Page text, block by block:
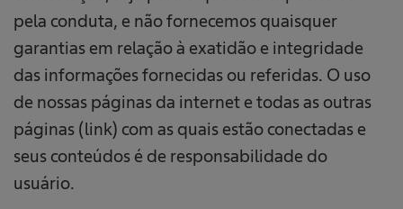
pela conduta, e não fornecemos quaisquer
garantias em relação à exatidão e integridade
das informações fornecidas ou referidas. O uso
de nossas páginas da internet e todas as outras
páginas (link) com as quais estão conectadas e
seus conteúdos é de responsabilidade do
usuário.